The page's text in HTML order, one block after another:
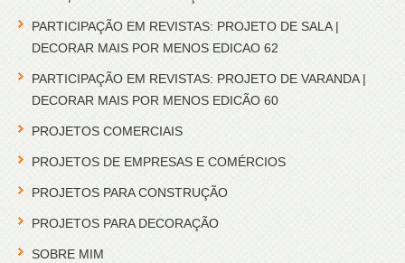
PARTICIPAÇÃO EM REVISTAS: PROJETO DE SALA |
DECORAR MAIS POR MENOS EDICAO 62
PARTICIPAÇÃO EM REVISTAS: PROJETO DE VARANDA |
DECORAR MAIS POR MENOS EDICÃO 60
PROJETOS COMERCIAIS
PROJETOS DE EMPRESAS E COMÉRCIOS
PROJETOS PARA CONSTRUÇÃO
PROJETOS PARA DECORAÇÃO
SOBRE MIM